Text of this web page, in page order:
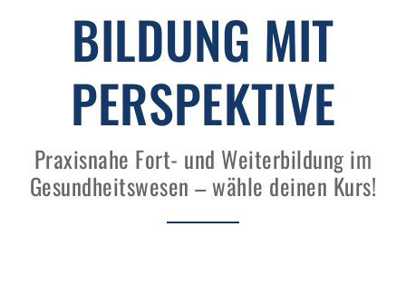
BILDUNG MIT
PERSPEKTIVE
Praxisnahe Fort- und Weiterbildung im
Gesundheitswesen – wähle deinen Kurs!